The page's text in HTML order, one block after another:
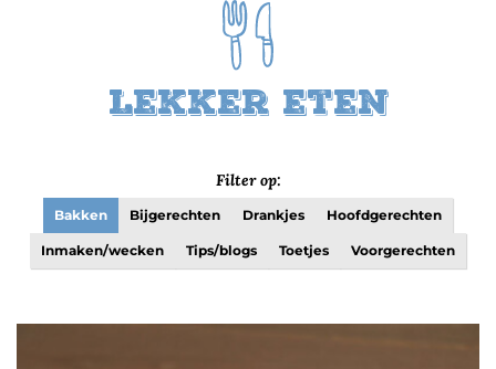
Lekker eten
Filter op:
Bakken Bijgerechten Drankjes Hoofdgerechten
Inmaken/wecken Tips/blogs Toetjes Voorgerechten